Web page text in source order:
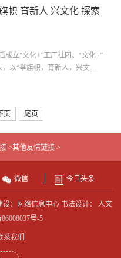
中国特色社会主义思想为指
育理论与实践研究，以理论为
帜 育新人 兴文化 探索
成立“文化+”工厂社团、“文化+”
以“举旗帜，育新人，兴文化”
”落实立德树人根本任务材料
精神，推出系列“文化+党建”特
下页 尾页
>其他友情链接 >
微信 今日头条
：网络信息中心 书法设计： 人文
号-5
系我们